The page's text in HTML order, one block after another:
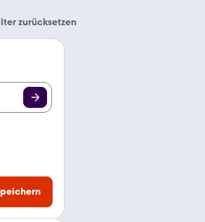
zurücksetzen